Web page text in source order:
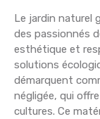
Le jardin naturel
des passionnés
esthétique et
solutions
démarquent
négligée, qui
cultures. Ce